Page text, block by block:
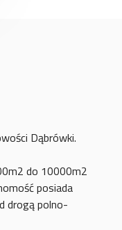
Dąbrówki.
do 10000m2
posiada
drogą polno-